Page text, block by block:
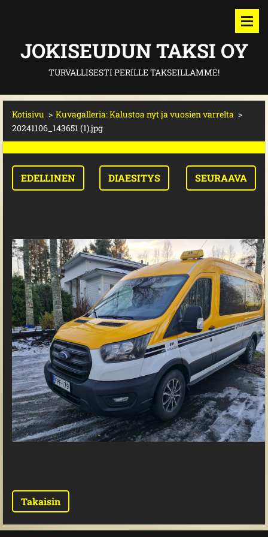
JOKISEUDUN TAKSI OY
TURVALLISESTI PERILLE TAKSEILLAMME!
Kotisivu > Kuvagalleria: Kalustoa nyt ja vuosien varrelta >
20241106_143651 (1).jpg
EDELLINEN DIAESITYS SEURAAVA
Takaisin